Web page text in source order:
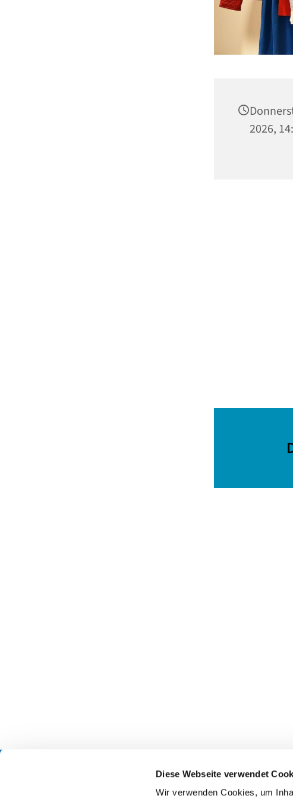
Diese Webseite verwendet
Wir verwenden Cookies, um
2026,